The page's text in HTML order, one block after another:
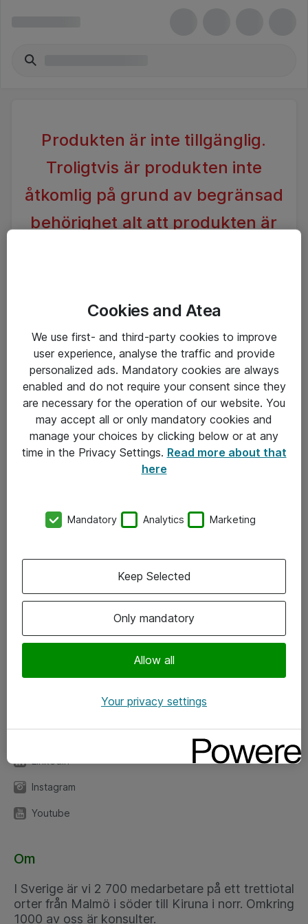
Produkten är inte tillgänglig.
Troligtvis är produkten inte
åtkomlig på grund av begränsad
behörighet alt att produkten är
Hitta direkt
Om eShop
Driftsinformation
kundtjanst@atea.se
Kontor
Linkedin
Instagram
Youtube
Om
I Sverige är vi 2 700 medarbetare på ett trettiotal
orter från Malmö i söder till Kiruna i norr. Omkring
1000 av oss är konsulter.
Cookies and Atea
We use first- and third-party cookies to improve
user experience, analyse the traffic and provide
personalized ads. Mandatory cookies are always
enabled and do not require your consent since they
are necessary for the operation of our website. You
may accept all or only mandatory cookies and
manage your choices by clicking below or at any
time in the Privacy Settings. Read more about that
here
Mandatory Analytics Marketing
Only mandatory
Allow all
Keep Selected
Your privacy settings